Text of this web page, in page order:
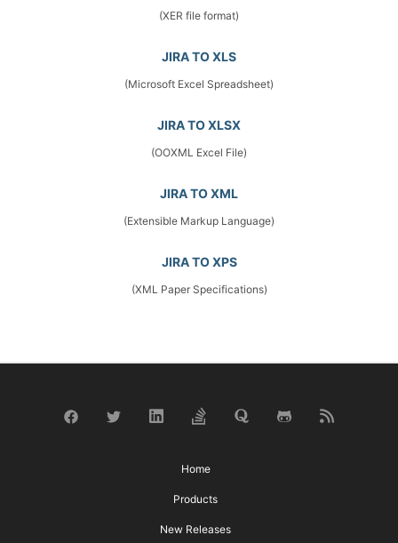
(XER file format)
JIRA TO XLS
(Microsoft Excel Spreadsheet)
JIRA TO XLSX
(OOXML Excel File)
JIRA TO XML
(Extensible Markup Language)
JIRA TO XPS
(XML Paper Specifications)
Home
Products
New Releases